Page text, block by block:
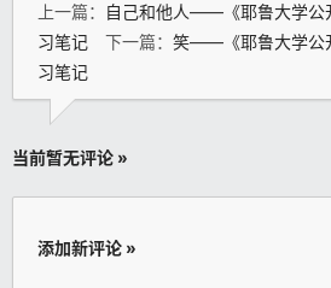
上一篇：
自己和他人——《耶鲁大学公
习笔记 下一篇： 笑——《耶鲁大学公
习笔记
当前暂无评论 »
添加新评论 »